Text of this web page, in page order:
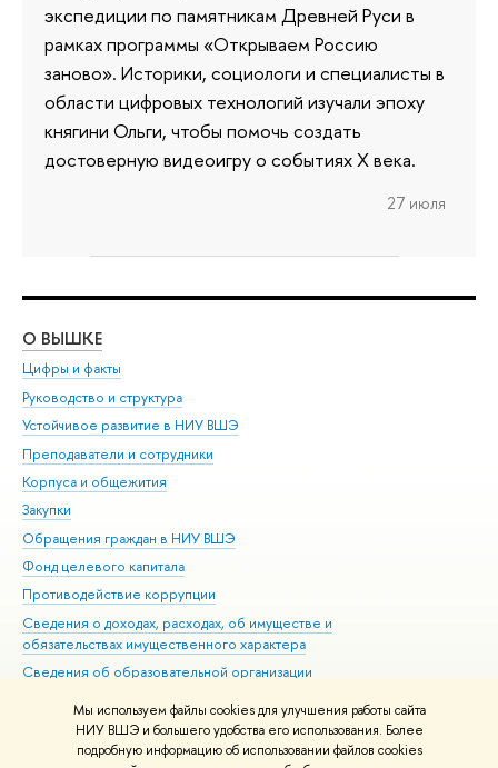
Мы используем файлы cookies для улучшения работы сайта
НИУ ВШЭ и большего удобства его использования. Более
подробную информацию об использовании файлов cookies
экспедиции по памятникам Древней Руси в
рамках программы «Открываем Россию
заново». Историки, социологи и специалисты в
области цифровых технологий изучали эпоху
княгини Ольги, чтобы помочь создать
достоверную видеоигру о событиях X века.
27 июля
О ВЫШКЕ
Цифры и факты
Руководство и структура
Устойчивое развитие в НИУ ВШЭ
Преподаватели и сотрудники
Корпуса и общежития
Закупки
Обращения граждан в НИУ ВШЭ
Фонд целевого капитала
Противодействие коррупции
Сведения о доходах, расходах, об имуществе и
обязательствах имущественного характера
Сведения об образовательной организации
Людям с ограниченными возможностями здоровья
Единая платежная страница
Работа в Вышке